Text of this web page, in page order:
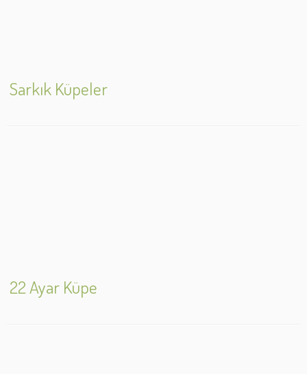
Sarkık Küpeler
22 Ayar Küpe